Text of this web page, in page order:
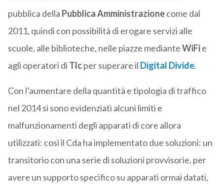
pubblica della Pubblica Amministrazionecome dal
2011, quindi con possibilità di erogare servizi alle
scuole, alle biblioteche, nelle piazze medianteWiFie
agli operatori di Tlcper superare il Digital Divide.
Con l’aumentare della quantità e tipologia di traffico
nel 2014 si sono evidenziati alcuni limiti e
malfunzionamenti degli apparati di core allora
utilizzati: così il Cda ha implementato due soluzioni: un
transitorio con una serie di soluzioni provvisorie, per
avere un supporto specifico su apparati ormai datati,